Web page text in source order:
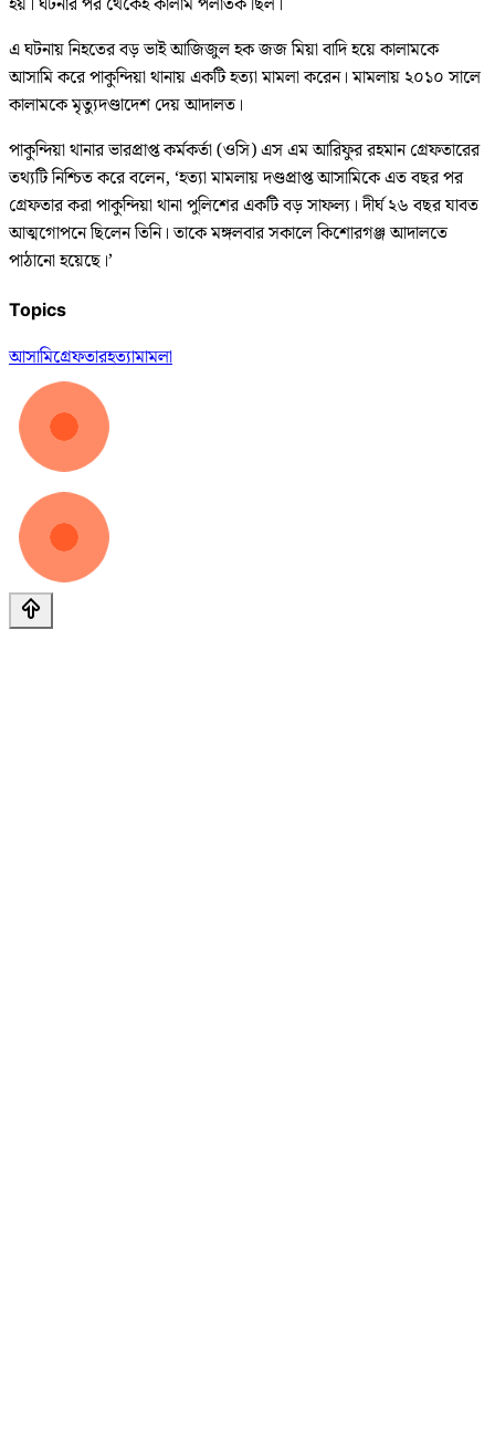
এ ঘটনায় নিহতের বড় ভাই আজিজুল হক জজ মিয়া বাদি হয়ে কালামকে
আসামি করে পাকুন্দিয়া থানায় একটি হত্যা মামলা করেন। মামলায় ২০১০ সালে
কালামকে মৃত্যুদণ্ডাদেশ দেয় আদালত।
পাকুন্দিয়া থানার ভারপ্রাপ্ত কর্মকর্তা (ওসি) এস এম আরিফুর রহমান গ্রেফতারের
তথ্যটি নিশ্চিত করে বলেন, ‘হত্যা মামলায় দণ্ডপ্রাপ্ত আসামিকে এত বছর পর
গ্রেফতার করা পাকুন্দিয়া থানা পুলিশের একটি বড় সাফল্য। দীর্ঘ ২৬ বছর যাবত
আত্মগোপনে ছিলেন তিনি। তাকে মঙ্গলবার সকালে কিশোরগঞ্জ আদালতে
পাঠানো হয়েছে।’
Topics
আসামিগ্রেফতারহত্যামামলা